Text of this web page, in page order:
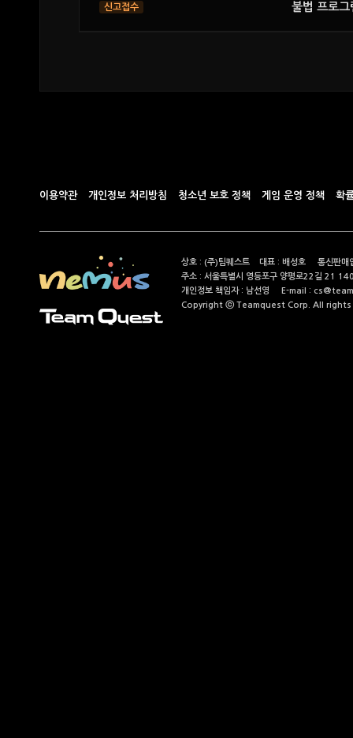
불법 프로
이용약관 개인정보 처리방침 청소년 보호 정책 게임 운영 정책 확
상호 : (주)팀퀘스트 대표 : 배성호 통신판
주소 : 서울특별시 영등포구 양평로22길 21
개인정보 책임자 : 남선영 E-mail :
Copyright ⓒ Teamquest Corp. All rights